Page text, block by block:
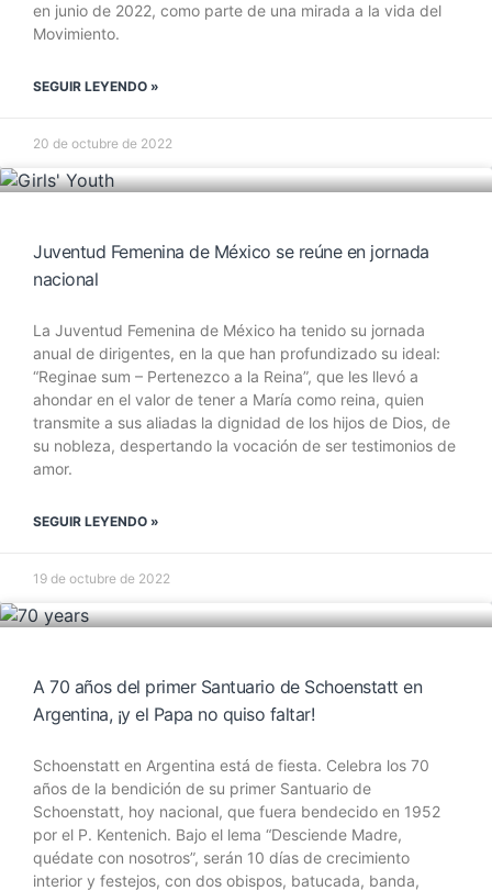
en junio de 2022, como parte de una mirada a la vida del
Movimiento.
SEGUIR LEYENDO »
20 de octubre de 2022
Juventud Femenina de México se reúne en jornada
nacional
La Juventud Femenina de México ha tenido su jornada
anual de dirigentes, en la que han profundizado su ideal:
“Reginae sum – Pertenezco a la Reina”, que les llevó a
ahondar en el valor de tener a María como reina, quien
transmite a sus aliadas la dignidad de los hijos de Dios, de
su nobleza, despertando la vocación de ser testimonios de
amor.
SEGUIR LEYENDO »
19 de octubre de 2022
A 70 años del primer Santuario de Schoenstatt en
Argentina, ¡y el Papa no quiso faltar!
Schoenstatt en Argentina está de fiesta. Celebra los 70
años de la bendición de su primer Santuario de
Schoenstatt, hoy nacional, que fuera bendecido en 1952
por el P. Kentenich. Bajo el lema “Desciende Madre,
quédate con nosotros”, serán 10 días de crecimiento
interior y festejos, con dos obispos, batucada, banda,